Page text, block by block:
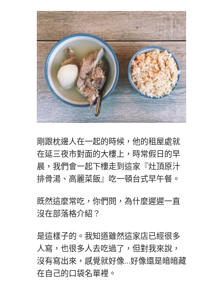
剛跟枕邊人在一起的時候，他的租屋處就
在延三夜市對面的大樓上，時常假日的早
晨，我們會一起下樓走到這家『灶頂原汁
排骨湯、高麗菜飯』吃一頓台式早午餐。
既然這麼常吃，你們問，為什麼遲遲一直
沒在部落格介紹？
是這樣子的。我知道雖然這家店已經很多
人寫，也很多人去吃過了，但對我來說，
沒有寫出來，感覺就好像…好像還是暗暗藏
在自己的口袋名單裡。